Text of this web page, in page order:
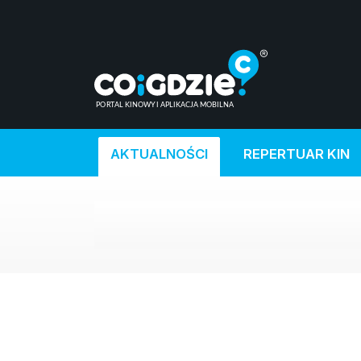
AKTUALNOŚCI REPERTUAR KIN